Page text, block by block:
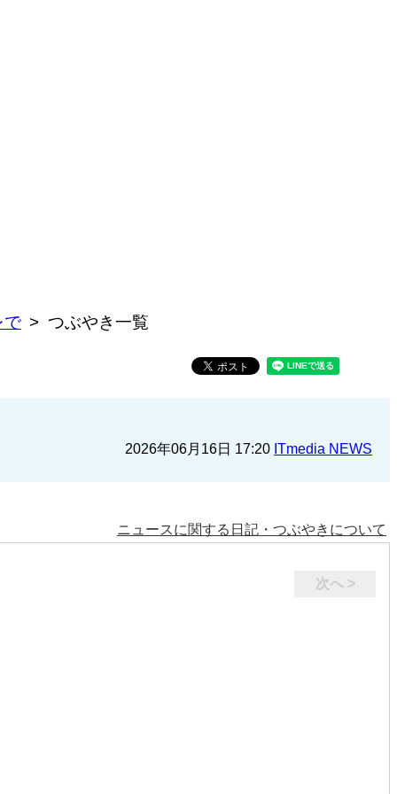
で つぶやき一覧
2026年06月16日 17:20 ITmedia NEWS
ニュースに関する日記・つぶやきについて
次へ >